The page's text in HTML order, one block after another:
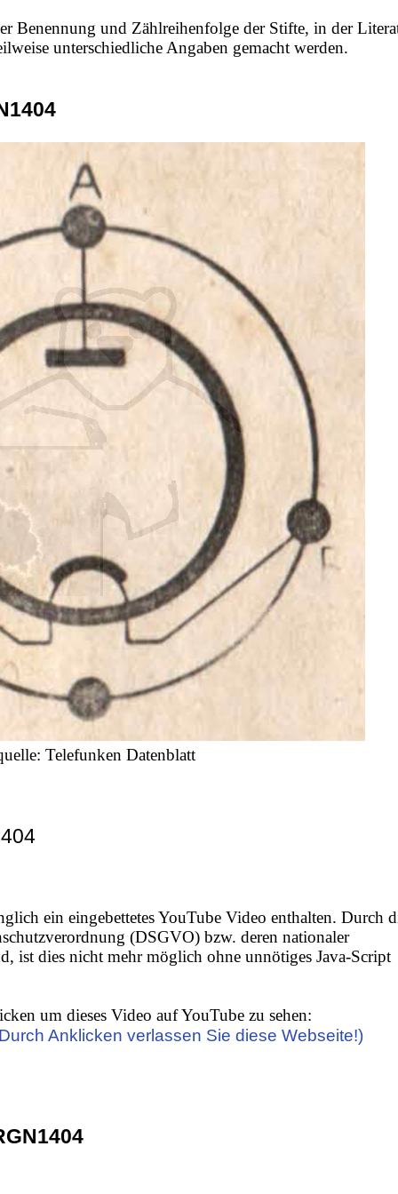
Benennung und Zählreihenfolge der Stifte, in der
unterschiedliche Angaben gemacht werden.
Telefunken Datenblatt
ein eingebettetes YouTube Video enthalten. Durch
(DSGVO) bzw. deren nationaler
ist dies nicht mehr möglich ohne unnötiges Java-Script
um dieses Video auf YouTube zu sehen:
Anklicken verlassen Sie diese Webseite!)